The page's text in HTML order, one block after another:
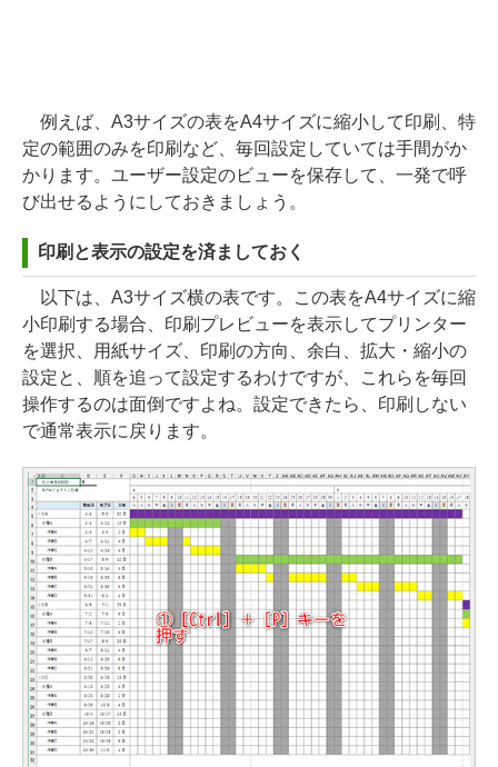
例えば、A3サイズの表をA4サイズに縮小して印刷、特
定の範囲のみを印刷など、毎回設定していては手間がか
かります。ユーザー設定のビューを保存して、一発で呼
び出せるようにしておきましょう。
印刷と表示の設定を済ましておく
以下は、A3サイズ横の表です。この表をA4サイズに縮
小印刷する場合、印刷プレビューを表示してプリンター
を選択、用紙サイズ、印刷の方向、余白、拡大・縮小の
設定と、順を追って設定するわけですが、これらを毎回
操作するのは面倒ですよね。設定できたら、印刷しない
で通常表示に戻ります。